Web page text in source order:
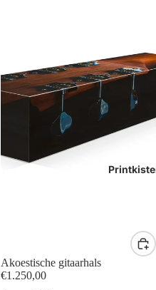
Akoestische gitaarhals
€1.250,00